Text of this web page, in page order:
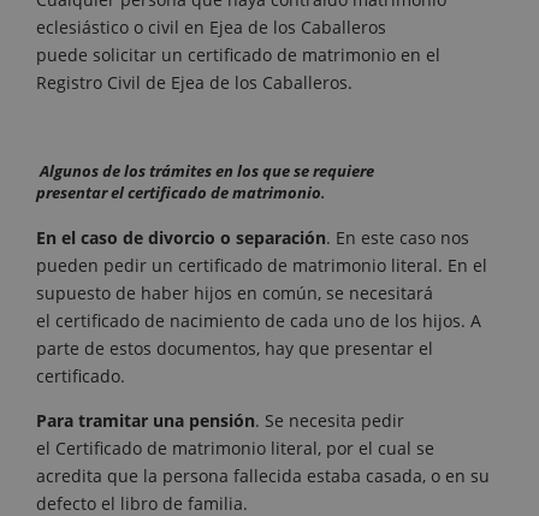
eclesiástico o civil en Ejea de los Caballeros
puede solicitar un certificado de matrimonio en el
Registro Civil de Ejea de los Caballeros.
Algunos de los trámites en los que se requiere
presentar el certificado de matrimonio.
En el caso de divorcio o separación. En este caso nos
pueden pedir un certificado de matrimonio literal. En el
supuesto de haber hijos en común, se necesitará
el certificado de nacimiento de cada uno de los hijos. A
parte de estos documentos, hay que presentar el
certificado.
Para tramitar una pensión. Se necesita pedir
el Certificado de matrimonio literal, por el cual se
acredita que la persona fallecida estaba casada, o en su
defecto el libro de familia.